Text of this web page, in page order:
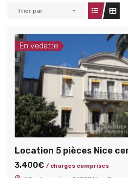
Trier par
En vedette
3,400€ / charges comprises